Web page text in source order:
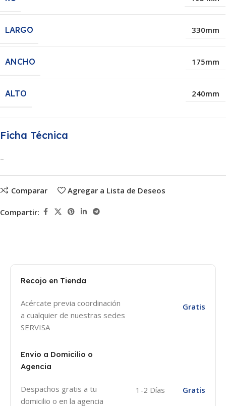
LARGO 330mm
ANCHO 175mm
ALTO 240mm
Ficha Técnica
–
Comparar Agregar a Lista de Deseos
Compartir:
Recojo en Tienda
Acércate previa coordinación
a cualquier de nuestras sedes
SERVISA
Gratis
Envio a Domicilio o
Agencia
Despachos gratis a tu
domicilio o en la agencia
1-2 Días Gratis